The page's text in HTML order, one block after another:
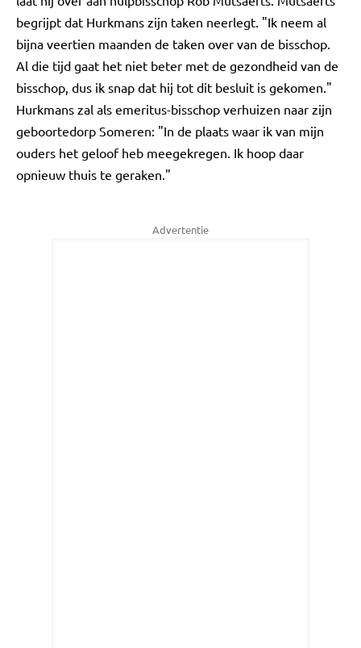
begrijpt dat Hurkmans zijn taken neerlegt. "Ik neem al
bijna veertien maanden de taken over van de bisschop.
Al die tijd gaat het niet beter met de gezondheid van de
bisschop, dus ik snap dat hij tot dit besluit is gekomen."
Hurkmans zal als emeritus-bisschop verhuizen naar zijn
geboortedorp Someren: "In de plaats waar ik van mijn
ouders het geloof heb meegekregen. Ik hoop daar
opnieuw thuis te geraken."
Advertentie